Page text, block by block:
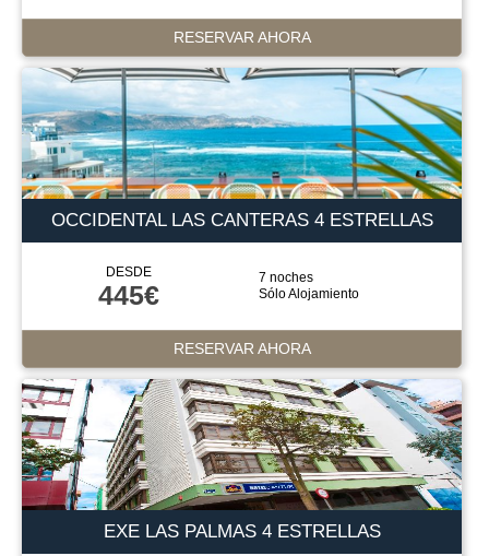
RESERVAR AHORA
OCCIDENTAL LAS CANTERAS 4 ESTRELLAS
DESDE
445€
7 noches
Sólo Alojamiento
RESERVAR AHORA
EXE LAS PALMAS 4 ESTRELLAS